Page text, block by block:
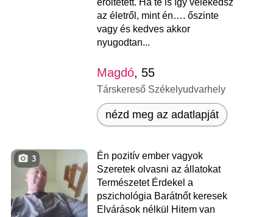
erőltetett. Ha te is így vélekedsz
az életről, mint én…. őszinte
vagy és kedves akkor
nyugodtan...
Magdó, 55
Társkereső Székelyudvarhely
nézd meg az adatlapját
3
Én pozitív ember vagyok
Szeretek olvasni az állatokat
Természetet Érdekel a
pszichológia Barátnőt keresek
Elvárások nélkül Hitem van